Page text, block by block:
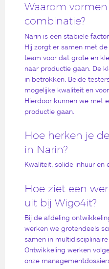
Waarom
combinatie?
Narin is een stabiele
Hij zorgt er samen met
team voor dat grote en
naar productie gaan. De
in betrokken. Beide
mogelijke kwaliteit en
Hierdoor kunnen we met
productie gaan.
Hoe herken je
in Narin?
Kwaliteit, solide inhuur en
Hoe ziet een
uit bij Wigo4it?
Bij de afdeling
werken we grotendeels
samen in
Ontwikkeling werken
onze